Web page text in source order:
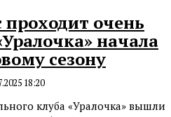
проходит очень
начала
сезону
18:20
клуба «Уралочка» вышли